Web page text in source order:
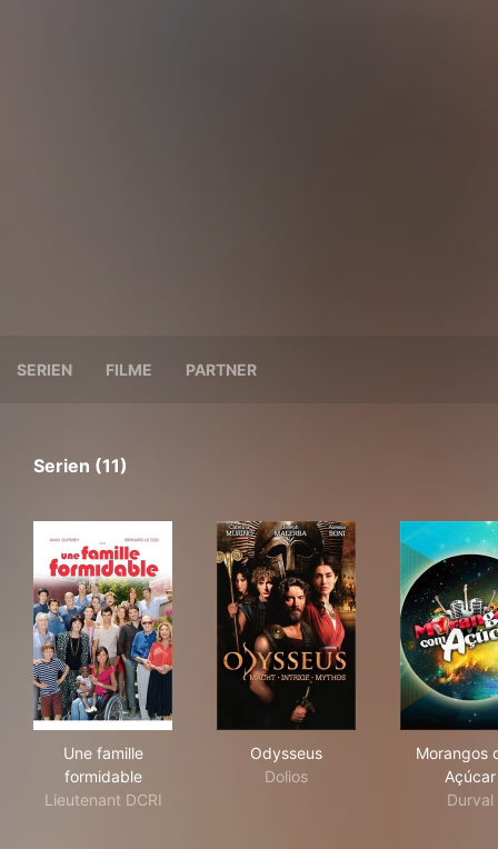
SERIEN FILME PARTNER
Serien (11)
Une famille
formidable
Lieutenant DCRI
Odysseus
Dolios
Morangos
Açúcar
Durval